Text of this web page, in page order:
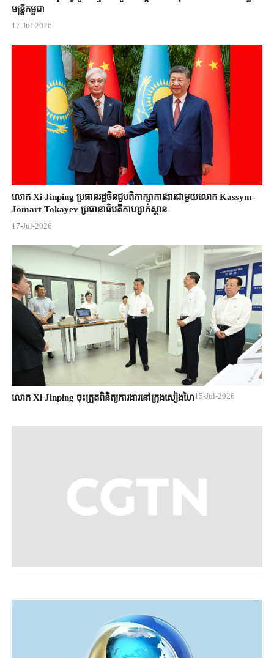
មន្ត្រីកម្ពុជា
17-Jul-2026
លោក Xi Jinping ប្រធានរដ្ឋចិន​ជួបពិភាក្សា​ការងារជាមួយ​លោក Kassym-
Jomart ​Tokayev ​ប្រធានាធិបតី​កាហ្សាក់ស្ថាន​
17-Jul-2026
លោក Xi Jinping ចុះត្រួតពិនិត្យការងារនៅក្រុងសៀងហៃ15-Jul-2026